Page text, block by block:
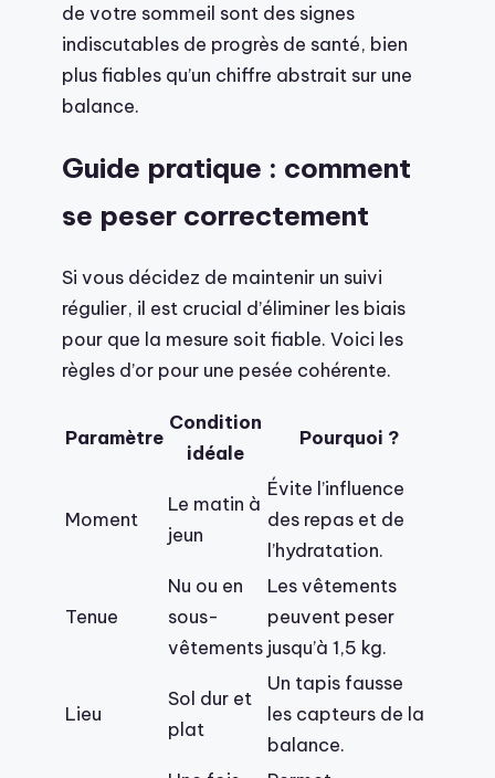
de votre sommeil sont des signes
indiscutables de progrès de santé, bien
plus fiables qu’un chiffre abstrait sur une
balance.
Guide pratique : comment
se peser correctement
Si vous décidez de maintenir un suivi
régulier, il est crucial d’éliminer les biais
pour que la mesure soit fiable. Voici les
règles d’or pour une pesée cohérente.
Paramètre
Condition
idéale
Pourquoi ?
Moment
Le matin à
jeun
Évite l’influence
des repas et de
l’hydratation.
Tenue
Nu ou en
sous-
vêtements
Les vêtements
peuvent peser
jusqu’à 1,5 kg.
Lieu
Sol dur et
plat
Un tapis fausse
les capteurs de la
balance.